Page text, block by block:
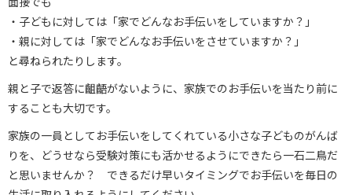
・子どもに対しては「家でどんなお手伝いをしていますか？」
・親に対しては「家でどんなお手伝いをさせていますか？」
と尋ねられたりします。
親と子で返答に齟齬がないように、家族でのお手伝いを当たり前に
することも大切です。
家族の一員としてお手伝いをしてくれている小さな子どものがんば
りを、どうせなら受験対策にも活かせるようにできたら一石二鳥だ
と思いませんか？ できるだけ早いタイミングでお手伝いを毎日の